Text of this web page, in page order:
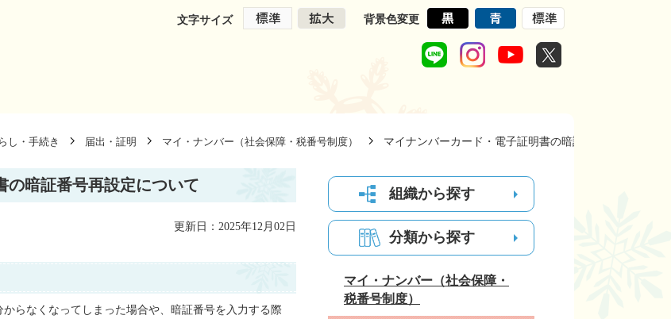
文字サイズ 背景色変更
し・手続き 届出・証明 マイ・ナンバー（社会保障・税番号制度） マイナンバーカード・電子証明書の暗証番号再設定につ
の暗証番号再設定について
更新日：2025年12月02日
らなくなってしまった場合や、暗証番号を入力する際
組織から探す
分類から探す
マイ・ナンバー（社会保障・
税番号制度）